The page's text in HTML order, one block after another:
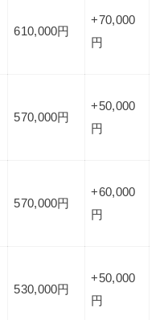
610,000円
+70,000
円
570,000円
+50,000
円
570,000円
+60,000
円
530,000円
+50,000
円